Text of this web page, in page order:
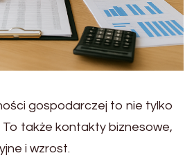
gospodarczej to nie tylko
To także kontakty biznesowe,
i wzrost.